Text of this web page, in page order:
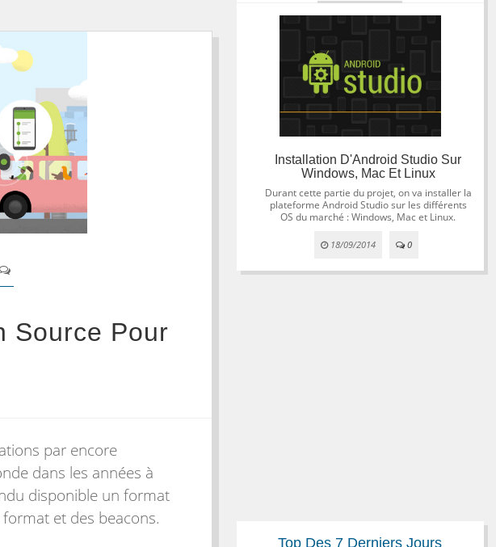
Source Pour
par encore
dans les années à
disponible un format
et des beacons.
Installation D'Android Studio Sur
Windows, Mac Et Linux
Durant cette partie du projet, on va installer la
plateforme Android Studio sur les différents
OS du marché : Windows, Mac et Linux.
18/09/2014 0
Top Des 7 Derniers Jours